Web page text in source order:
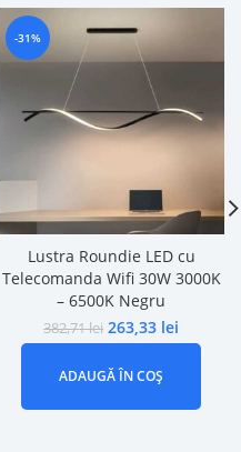
-31%
Lustra Roundie LED cu
Telecomanda Wifi 30W 3000K
– 6500K Negru
382,71lei 263,33 lei
ADAUGĂ ÎN COȘ